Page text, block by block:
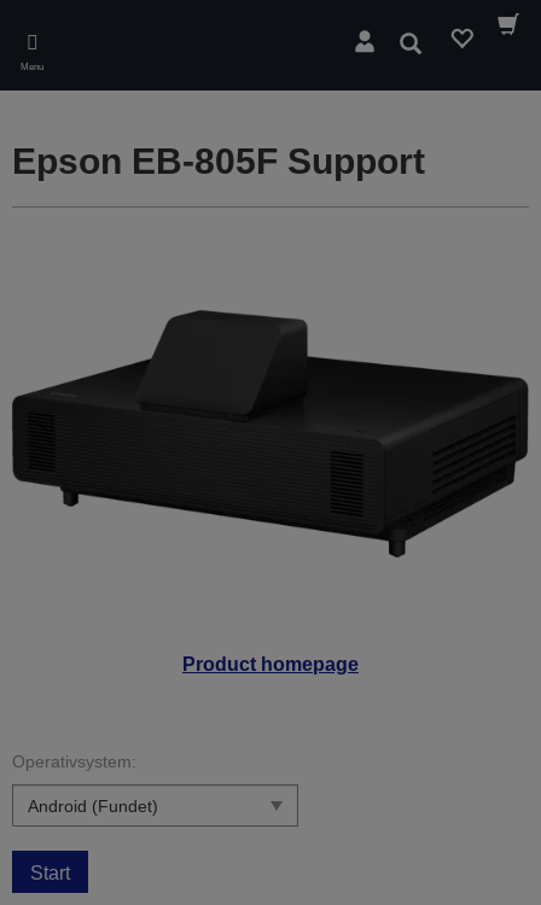
main
content
Menu
Søg
Product homepage
Epson EB-805F Support
Operativsystem:
Start